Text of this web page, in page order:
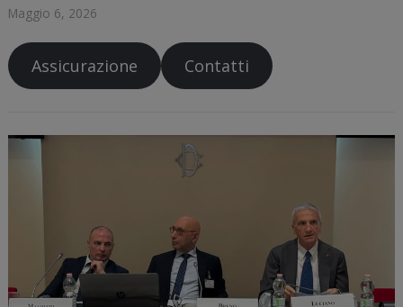
Maggio 6, 2026
Assicurazione Contatti